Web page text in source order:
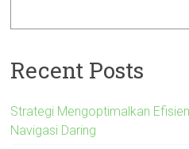
Recent Posts
Strategi Mengoptimalkan
Navigasi Daring